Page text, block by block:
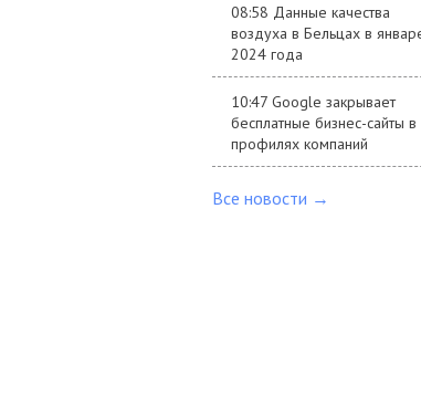
08:58 Данные качества
воздуха в Бельцах в
2024 года
10:47 Google закрывает
бесплатные бизнес-сайты в
профилях компаний
Все новости →